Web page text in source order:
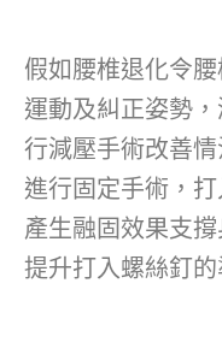
假如腰椎退化令
運動及糾正姿勢
行減壓手術改善
進行固定手術，
產生融固效果支
提升打入螺絲釘的